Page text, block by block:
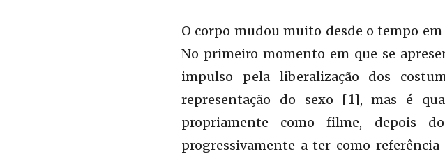
O corpo mudou muito desde o tempo
No primeiro momento em que se
impulso pela liberalização dos
representação do sexo [1], mas é
propriamente como filme, depois
progressivamente a ter como